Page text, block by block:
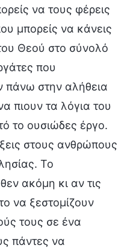
να τους φέρεις
μπορείς να κάνεις
Θεού στο σύνολό
που
πάνω στην αλήθεια
πιουν τα λόγια του
το ουσιώδες έργο.
στους ανθρώπους
Το
ακόμη κι αν τις
να ξεστομίζουν
τους σε ένα
πάντες να